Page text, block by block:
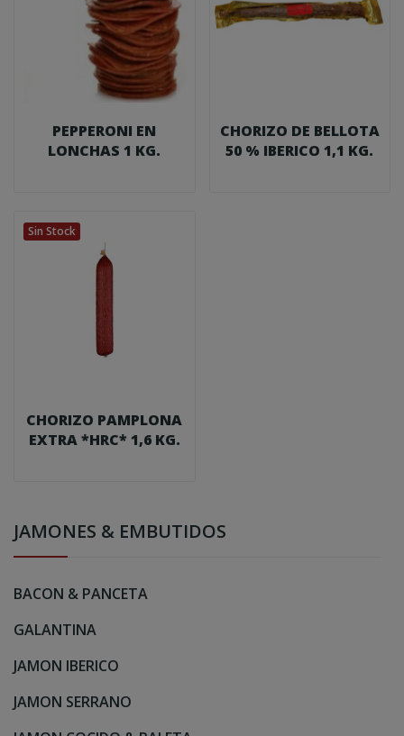
JAMONES & EMBUTIDOS
BACON & PANCETA
GALANTINA
JAMON IBERICO
JAMON SERRANO
PEPPERONI EN
LONCHAS 1 KG.
CHORIZO DE BELLOTA
50 % IBERICO 1,1 KG.
Sin Stock
CHORIZO PAMPLONA
EXTRA *HRC* 1,6 KG.